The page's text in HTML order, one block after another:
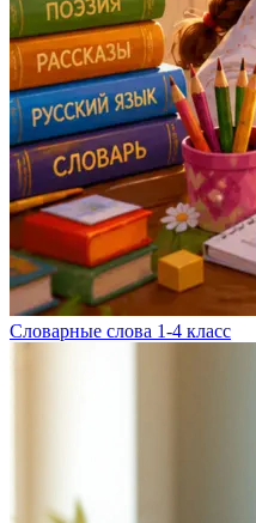
Словарные слова 1-4 класс